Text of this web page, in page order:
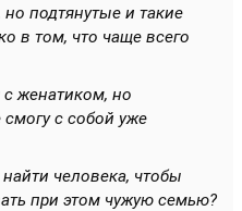
подтянутые и такие
в том, что чаще всего
женатиком, но
с собой уже
человека, чтобы
при этом чужую семью?